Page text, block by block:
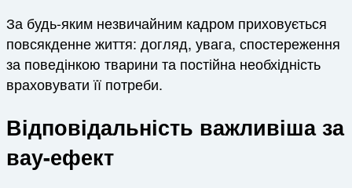
За будь-яким незвичайним кадром приховується
повсякденне життя: догляд, увага, спостереження
за поведінкою тварини та постійна необхідність
враховувати її потреби.
Відповідальність важливіша за
вау-ефект